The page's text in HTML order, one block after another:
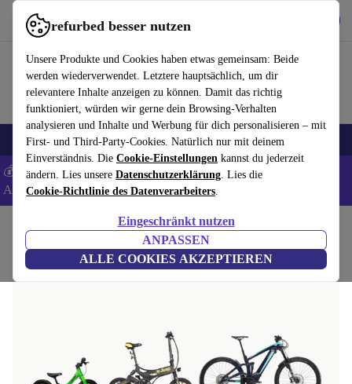
refurbed besser nutzen
Unsere Produkte und Cookies haben etwas gemeinsam: Beide
werden wiederverwendet. Letztere hauptsächlich, um dir
relevantere Inhalte anzeigen zu können. Damit das richtig
funktioniert, würden wir gerne dein Browsing-Verhalten
analysieren und Inhalte und Werbung für dich personalisieren – mit
First- und Third-Party-Cookies. Natürlich nur mit deinem
Einverständnis. Die Cookie-Einstellungen kannst du jederzeit
ändern. Lies unsere Datenschutzerklärung. Lies die
Cookie-Richtlinie des Datenverarbeiters.
Eingeschränkt nutzen
ANPASSEN
ALLE COOKIES AKZEPTIEREN
refurbed schnell und einfach nutzen
🎒 Back to school Elektronik Haushalt Küche Sport
💰 Extra -5% auf Samsung- und Google-Smartphones - Code:
ANDROID5 -AGB